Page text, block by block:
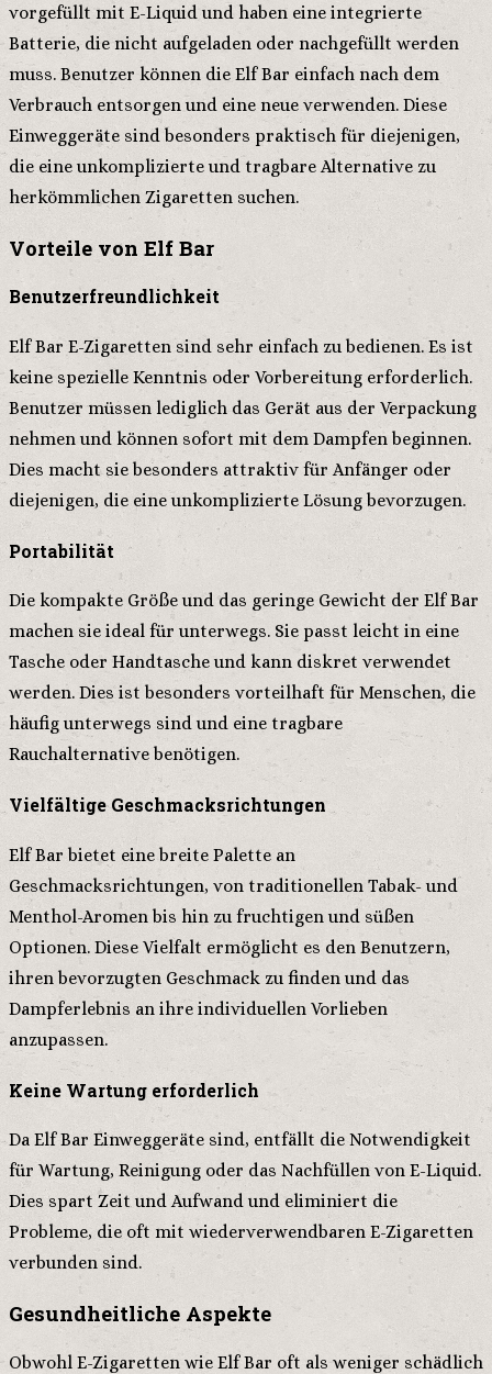
vorgefüllt mit E-Liquid und haben eine integrierte
Batterie, die nicht aufgeladen oder nachgefüllt werden
muss. Benutzer können die Elf Bar einfach nach dem
Verbrauch entsorgen und eine neue verwenden. Diese
Einweggeräte sind besonders praktisch für diejenigen,
die eine unkomplizierte und tragbare Alternative zu
herkömmlichen Zigaretten suchen.
Vorteile von Elf Bar
Benutzerfreundlichkeit
Elf Bar E-Zigaretten sind sehr einfach zu bedienen. Es ist
keine spezielle Kenntnis oder Vorbereitung erforderlich.
Benutzer müssen lediglich das Gerät aus der Verpackung
nehmen und können sofort mit dem Dampfen beginnen.
Dies macht sie besonders attraktiv für Anfänger oder
diejenigen, die eine unkomplizierte Lösung bevorzugen.
Portabilität
Die kompakte Größe und das geringe Gewicht der Elf Bar
machen sie ideal für unterwegs. Sie passt leicht in eine
Tasche oder Handtasche und kann diskret verwendet
werden. Dies ist besonders vorteilhaft für Menschen, die
häufig unterwegs sind und eine tragbare
Rauchalternative benötigen.
Vielfältige Geschmacksrichtungen
Elf Bar bietet eine breite Palette an
Geschmacksrichtungen, von traditionellen Tabak- und
Menthol-Aromen bis hin zu fruchtigen und süßen
Optionen. Diese Vielfalt ermöglicht es den Benutzern,
ihren bevorzugten Geschmack zu finden und das
Dampferlebnis an ihre individuellen Vorlieben
anzupassen.
Keine Wartung erforderlich
Da Elf Bar Einweggeräte sind, entfällt die Notwendigkeit
für Wartung, Reinigung oder das Nachfüllen von E-Liquid.
Dies spart Zeit und Aufwand und eliminiert die
Probleme, die oft mit wiederverwendbaren E-Zigaretten
verbunden sind.
Gesundheitliche Aspekte
Obwohl E-Zigaretten wie Elf Bar oft als weniger schädlich